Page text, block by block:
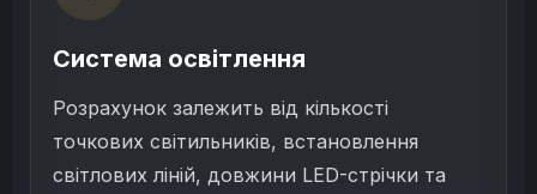
Система освітлення
Розрахунок залежить від кількості
точкових світильників, встановлення
світлових ліній, довжини LED-стрічки та